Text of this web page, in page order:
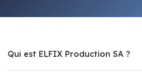
Qui est ELFIX Production SA ?